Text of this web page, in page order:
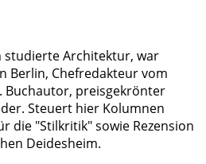
studierte Architektur, war
Berlin, Chefredakteur vom
Buchautor, preisgekrönter
Steuert hier Kolumnen
die "Stilkritik" sowie Rezension
Deidesheim.